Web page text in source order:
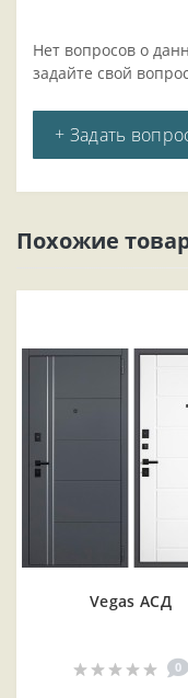
Нет вопросов о
задайте свой
+ Задать
Похожие
Vegas АСД
0